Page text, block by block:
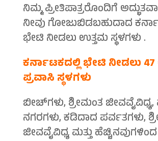
ನಿಮ್ಮ ಪ್ರೀತಿಪಾತ್ರರೊಂದಿಗೆ
ನೀವು ಗೋಜುಬಿಡಬಹುದಾದ
ಭೇಟಿ ನೀಡಲು ಉತ್ತಮ ಸ್ಥಳಗಳು .
ಕರ್ನಾಟಕದಲ್ಲಿ ಭೇಟಿ ನೀಡಲು 47
ಪ್ರವಾಸಿ ಸ್ಥಳಗಳು
ಬೀಚ್‌ಗಳು, ಶ್ರೀಮಂತ ಜೀವವೈವಿಧ್ಯ,
ನಗರಗಳು, ಕಡಿದಾದ ಪರ್ವತಗಳು,
ಜೀವವೈವಿಧ್ಯ ಮತ್ತು ಹೆಚ್ಚಿನವುಗಳಿಂದ